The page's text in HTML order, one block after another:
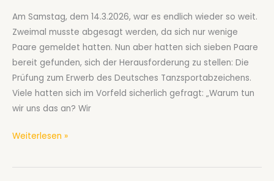
Am Samstag, dem 14.3.2026, war es endlich wieder so weit.
Zweimal musste abgesagt werden, da sich nur wenige
Paare gemeldet hatten. Nun aber hatten sich sieben Paare
bereit gefunden, sich der Herausforderung zu stellen: Die
Prüfung zum Erwerb des Deutsches Tanzsportabzeichens.
Viele hatten sich im Vorfeld sicherlich gefragt: „Warum tun
wir uns das an? Wir
Deutsches
Erfolg
Weiterlesen »